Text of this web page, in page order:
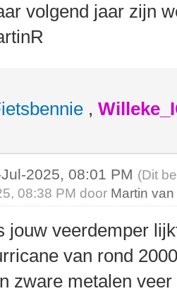
volgend jaar zijn
,
2025, 08:01 PM (Dit
08:38 PM door Martin
jouw veerdemper
van rond
zware metalen